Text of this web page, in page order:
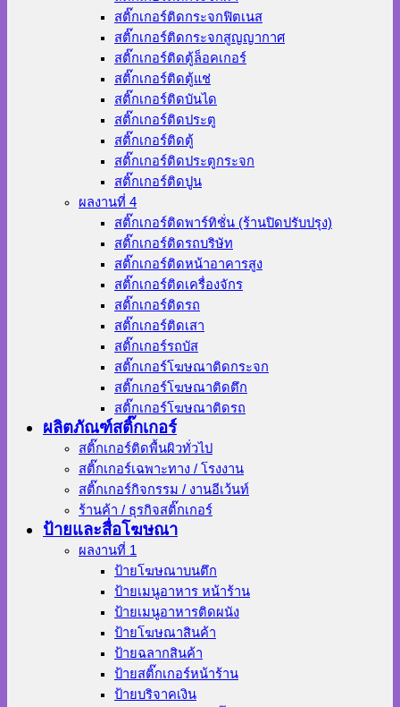
สติ๊กเกอร์ติดกระจกฟิตเนส
สติ๊กเกอร์ติดกระจกสูญญากาศ
สติ๊กเกอร์ติดตู้ล็อคเกอร์
สติ๊กเกอร์ติดตู้แช่
สติ๊กเกอร์ติดบันได
สติ๊กเกอร์ติดประตู
สติ๊กเกอร์ติดตู้
สติ๊กเกอร์ติดประตูกระจก
สติ๊กเกอร์ติดปูน
ผลงานที่ 4
สติ๊กเกอร์ติดพาร์ทิชั่น (ร้านปิดปรับปรุง)
สติ๊กเกอร์ติดรถบริษัท
สติ๊กเกอร์ติดหน้าอาคารสูง
สติ๊กเกอร์ติดเครื่องจักร
สติ๊กเกอร์ติดรถ
สติ๊กเกอร์ติดเสา
สติ๊กเกอร์รถบัส
สติ๊กเกอร์โฆษณาติดกระจก
สติ๊กเกอร์โฆษณาติดตึก
สติ๊กเกอร์โฆษณาติดรถ
ผลิตภัณฑ์สติ๊กเกอร์
สติ๊กเกอร์ติดพื้นผิวทั่วไป
สติ๊กเกอร์เฉพาะทาง / โรงงาน
สติ๊กเกอร์กิจกรรม / งานอีเว้นท์
ร้านค้า / ธุรกิจสติ๊กเกอร์
ป้ายและสื่อโฆษณา
ผลงานที่ 1
ป้ายโฆษณาบนตึก
ป้ายเมนูอาหาร หน้าร้าน
ป้ายเมนูอาหารติดผนัง
ป้ายโฆษณาสินค้า
ป้ายฉลากสินค้า
ป้ายสติ๊กเกอร์หน้าร้าน
ป้ายบริจาคเงิน